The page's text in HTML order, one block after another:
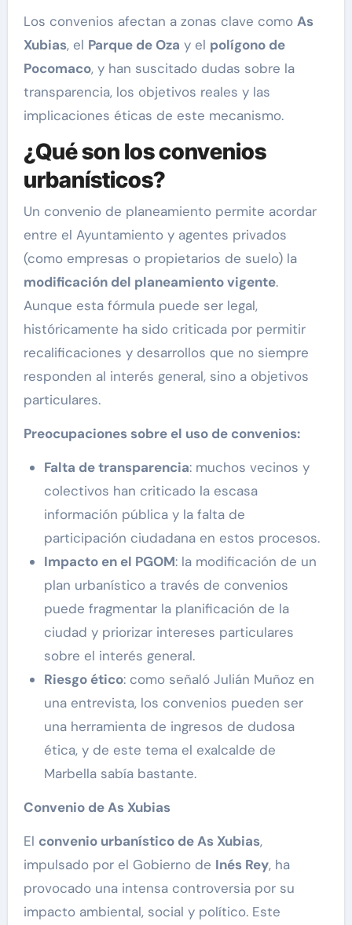
Los convenios afectan a zonas clave como As
Xubias, el Parque de Oza y el polígono de
Pocomaco, y han suscitado dudas sobre la
transparencia, los objetivos reales y las
implicaciones éticas de este mecanismo.
¿Qué son los convenios
urbanísticos?
Un convenio de planeamiento permite acordar
entre el Ayuntamiento y agentes privados
(como empresas o propietarios de suelo) la
modificación del planeamiento vigente.
Aunque esta fórmula puede ser legal,
históricamente ha sido criticada por permitir
recalificaciones y desarrollos que no siempre
responden al interés general, sino a objetivos
particulares.
Preocupaciones sobre el uso de convenios:
Falta de transparencia: muchos vecinos y
colectivos han criticado la escasa
información pública y la falta de
participación ciudadana en estos procesos.
Impacto en el PGOM: la modificación de un
plan urbanístico a través de convenios
puede fragmentar la planificación de la
ciudad y priorizar intereses particulares
sobre el interés general.
Riesgo ético: como señaló Julián Muñoz en
una entrevista, los convenios pueden ser
una herramienta de ingresos de dudosa
ética, y de este tema el exalcalde de
Marbella sabía bastante.
Convenio de As Xubias
El convenio urbanístico de As Xubias,
impulsado por el Gobierno de Inés Rey, ha
provocado una intensa controversia por su
impacto ambiental, social y político. Este